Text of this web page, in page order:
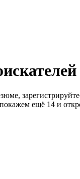
ещё 14 и